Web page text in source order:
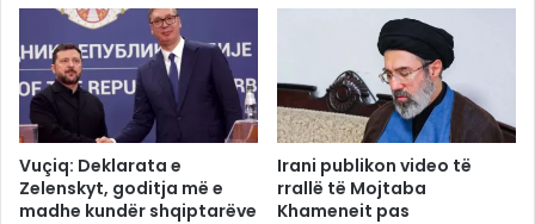
Vuçiq: Deklarata e
Zelenskyt, goditja më e
madhe kundër shqiptarëve
Irani publikon video të
rrallë të Mojtaba
Khameneit pas